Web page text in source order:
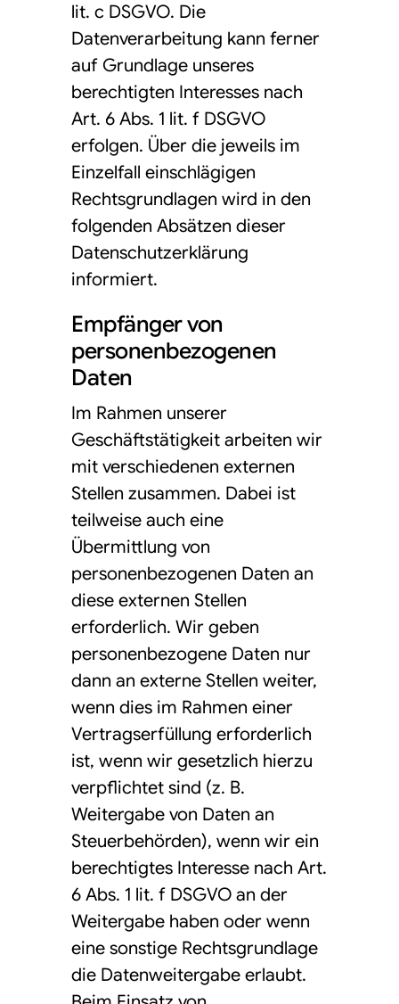
lit. c DSGVO. Die
Datenverarbeitung kann ferner
auf Grundlage unseres
berechtigten Interesses nach
Art. 6 Abs. 1 lit. f DSGVO
erfolgen. Über die jeweils im
Einzelfall einschlägigen
Rechtsgrundlagen wird in den
folgenden Absätzen dieser
Datenschutzerklärung
informiert.
Empfänger von
personenbezogenen
Daten
Im Rahmen unserer
Geschäftstätigkeit arbeiten wir
mit verschiedenen externen
Stellen zusammen. Dabei ist
teilweise auch eine
Übermittlung von
personenbezogenen Daten an
diese externen Stellen
erforderlich. Wir geben
personenbezogene Daten nur
dann an externe Stellen weiter,
wenn dies im Rahmen einer
Vertragserfüllung erforderlich
ist, wenn wir gesetzlich hierzu
verpflichtet sind (z. B.
Weitergabe von Daten an
Steuerbehörden), wenn wir ein
berechtigtes Interesse nach Art.
6 Abs. 1 lit. f DSGVO an der
Weitergabe haben oder wenn
eine sonstige Rechtsgrundlage
die Datenweitergabe erlaubt.